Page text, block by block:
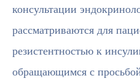
консультации
рассматриваются для
резистентностью к
обращающимся с